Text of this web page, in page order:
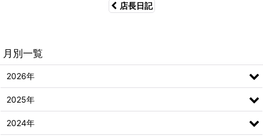
店長日記
月別一覧
2026年
2025年
2024年